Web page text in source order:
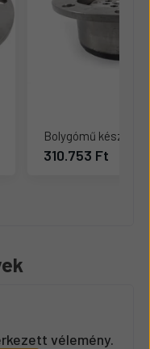
Bolygómű készlet
310.753 Ft
vélemény.